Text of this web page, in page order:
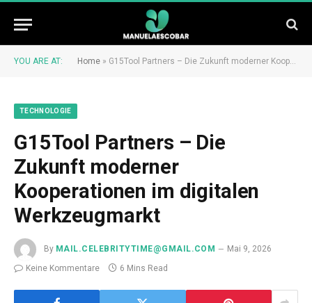
YOU ARE AT: Home » G15Tool Partners – Die Zukunft moderner Kooperationen im digitalen Werkzeugmarkt
TECHNOLOGIE
G15Tool Partners – Die
Zukunft moderner
Kooperationen im digitalen
Werkzeugmarkt
By MAIL.CELEBRITYTIME@GMAIL.COM
Mai 9, 2026
Keine Kommentare
6 Mins Read